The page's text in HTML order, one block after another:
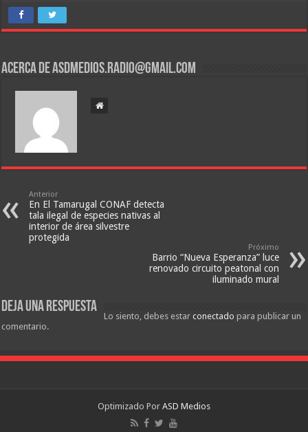
Acerca de asdmedios.radio@gmail.com
Anterior
En El Tamarugal CONAF detecta
tala ilegal de especies nativas al
interior de área silvestre
protegida
Próximo
Barrio “Nueva Esperanza” luce
renovado circuito peatonal con
iluminado mural
Deja una respuesta
Lo siento, debes estarconectado para publicar un
comentario.
Optimizado Por ASD Medios